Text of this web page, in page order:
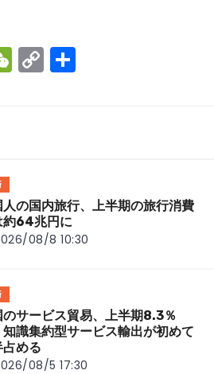
W
e
C
o
k
人の国内旅行、上半期の旅行消費
約64兆円に
08/8 10:30
のサービス貿易、上半期8.3％
識集約型サービス輸出が初めて
占める
08/5 17:30